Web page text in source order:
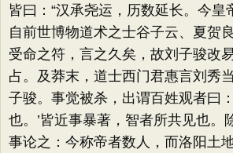
皆曰：“汉承尧运，历数延长。今皇
自前世博物道术之士谷子云、夏贺
受命之符，言之久矣，故刘子骏改
占。及莽末，道士西门君惠言刘秀
子骏。事觉被杀，出谓百姓观者曰
也。’皆近事暴著，智者所共见也。
事论之：今称帝者数人，而洛阳土